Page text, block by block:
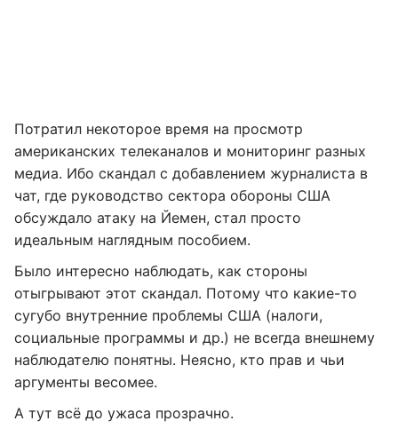
Потратил некоторое время на просмотр
американских телеканалов и мониторинг разных
медиа. Ибо скандал с добавлением журналиста в
чат, где руководство сектора обороны США
обсуждало атаку на Йемен, стал просто
идеальным наглядным пособием.
Было интересно наблюдать, как стороны
отыгрывают этот скандал. Потому что какие-то
сугубо внутренние проблемы США (налоги,
социальные программы и др.) не всегда внешнему
наблюдателю понятны. Неясно, кто прав и чьи
аргументы весомее.
А тут всё до ужаса прозрачно.